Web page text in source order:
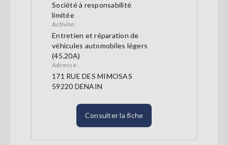
Société à responsabilité
limitée
Activité :
Entretien et réparation de
véhicules automobiles légers
(45.20A)
Adresse :
171 RUE DES MIMOSAS
59220 DENAIN
Consulter la fiche